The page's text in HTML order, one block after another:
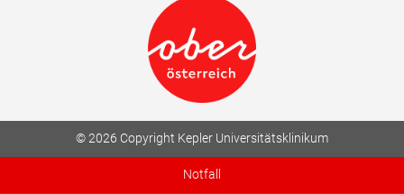
© 2026 Copyright Kepler Universitätsklinikum
Notfall